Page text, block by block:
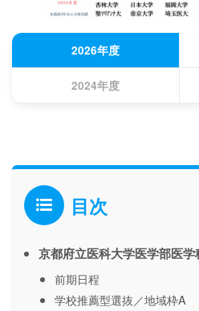
2026年度
2024年度
目次
京都府立医科大学医学部医学
前期日程
学校推薦型選抜／地域枠A